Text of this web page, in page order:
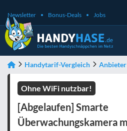
Newsletter Bonus-Deals Jobs
Handytarif-Vergleich Anbieter
Ohne WiFi nutzbar!
[Abgelaufen] Smarte
Überwachungskamera